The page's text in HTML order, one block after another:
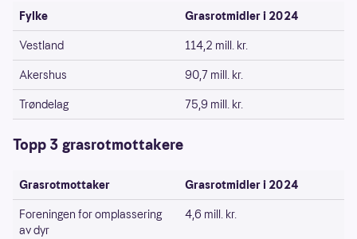
Fylke
Grasrotmidler i 2024
Vestland
114,2 mill. kr.
Akershus
90,7 mill. kr.
Trøndelag
75,9 mill. kr.
Topp 3 grasrotmottakere
Grasrotmottaker
Grasrotmidler i 2024
Foreningen for omplassering
av dyr
4,6 mill. kr.